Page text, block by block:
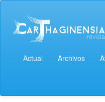
Actual Archivos